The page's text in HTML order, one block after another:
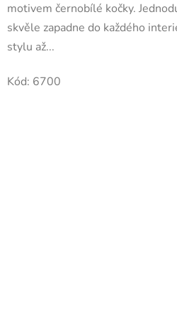
motivem černobílé kočky.
skvěle zapadne do každého
stylu až...
Kód: 6700